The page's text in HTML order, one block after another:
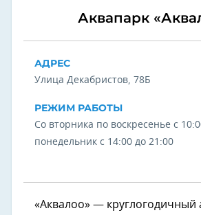
Аквапарк
АДРЕС
Улица Декабристов, 78Б
РЕЖИМ РАБОТЫ
Со вторника по воскресенье с
понедельник с 14:00 до 21:00
«Аквалоо» — круглогодичный